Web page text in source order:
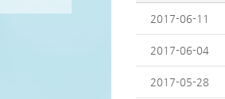
2017-06-11
2017-06-04
2017-05-28